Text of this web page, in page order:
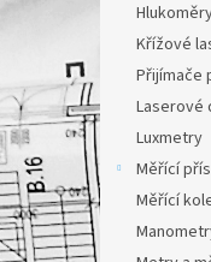
Křížové
Přijímače
Laserové
Luxmetry
Měřící
Měřící